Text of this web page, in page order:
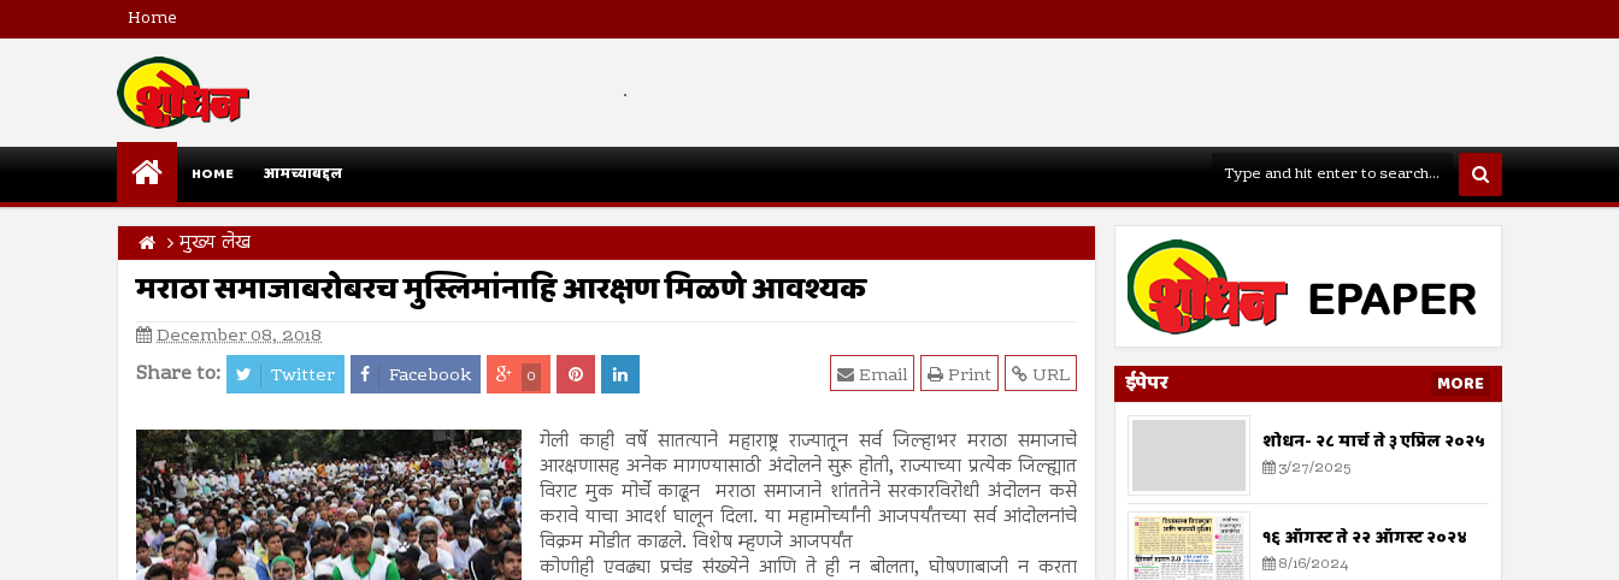
Home
.
HOME आमच्याबद्दल
मुख्य लेख
मराठा समाजाबरोबरच मुस्लिमांनाहि आरक्षण मिळणे आवश्यक
December 08, 2018
Share to: Twitter Facebook 0 URL
Print
Email
गेली काही वर्षे सातत्याने महाराष्ट्र राज्यातून सर्व जिल्हाभर मराठा समाजाचे
आरक्षणासह अनेक मागण्यासाठी अंदोलने सुरू होती, राज्याच्या प्रत्येक जिल्ह्यात
विराट मुक मोर्चे काढून मराठा समाजाने शांततेने सरकारविरोधी अंदोलन कसे
करावे याचा आदर्श घालून दिला. या महामोर्च्यांनी आजपर्यंतच्या सर्व आंदोलनांचे
विक्रम मोडीत काढले. विशेष म्हणजे आजपर्यंत
कोणीही एवढ्या प्रचंड संख्येने आणि ते ही न बोलता, घोषणाबाजी न करता
ईपेपर MORE
शोधन- २८ मार्च ते ३ एप्रिल २०२५
3/27/2025
१६ ऑगस्ट ते २२ ऑगस्ट २०२४
8/16/2024